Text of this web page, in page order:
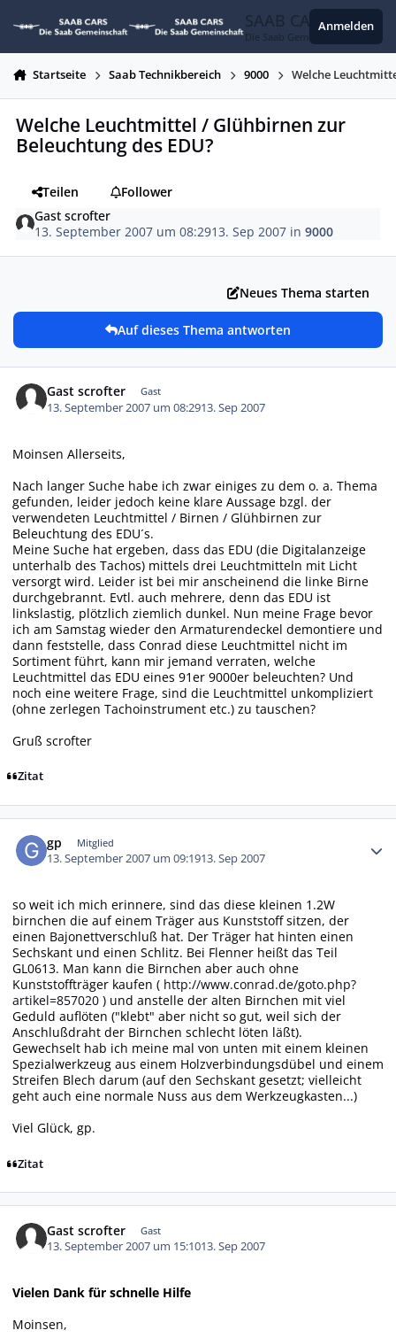
SAAB CARS
Die Saab Gemeinschaft
Anmelden
Startseite Saab Technikbereich 9000 Welche
Welche Leuchtmittel / Glühbirnen zur
Beleuchtung des EDU?
Teilen
Follower
Gast scrofter
13. September 2007 um 08:2913. Sep 2007 in9000
Neues Thema starten
Auf dieses Thema antworten
Gast scrofter Gast
13. September 2007 um 08:2913. Sep 2007
Moinsen Allerseits,
Nach langer Suche habe ich zwar einiges zu dem o. a. Thema
gefunden, leider jedoch keine klare Aussage bzgl. der
verwendeten Leuchtmittel / Birnen / Glühbirnen zur
Beleuchtung des EDU´s.
Meine Suche hat ergeben, dass das EDU (die Digitalanzeige
unterhalb des Tachos) mittels drei Leuchtmitteln mit Licht
versorgt wird. Leider ist bei mir anscheinend die linke Birne
durchgebrannt. Evtl. auch mehrere, denn das EDU ist
linkslastig, plötzlich ziemlich dunkel. Nun meine Frage bevor
ich am Samstag wieder den Armaturendeckel demontiere und
dann feststelle, dass Conrad diese Leuchtmittel nicht im
Sortiment führt, kann mir jemand verraten, welche
Leuchtmittel das EDU eines 91er 9000er beleuchten? Und
noch eine weitere Frage, sind die Leuchtmittel unkompliziert
(ohne zerlegen Tachoinstrument etc.) zu tauschen?
Gruß scrofter
Zitat
gp Mitglied
13. September 2007 um 09:1913. Sep 2007
so weit ich mich erinnere, sind das diese kleinen 1.2W
birnchen die auf einem Träger aus Kunststoff sitzen, der
einen Bajonettverschluß hat. Der Träger hat hinten einen
Sechskant und einen Schlitz. Bei Flenner heißt das Teil
GL0613. Man kann die Birnchen aber auch ohne
Kunststoffträger kaufen ( http://www.conrad.de/goto.php?
artikel=857020 ) und anstelle der alten Birnchen mit viel
Geduld auflöten ("klebt" aber nicht so gut, weil sich der
Anschlußdraht der Birnchen schlecht löten läßt).
Gewechselt hab ich meine mal von unten mit einem kleinen
Spezialwerkzeug aus einem Holzverbindungsdübel und einem
Streifen Blech darum (auf den Sechskant gesetzt; vielleicht
geht auch eine normale Nuss aus dem Werkzeugkasten...)
Viel Glück, gp.
Zitat
Gast scrofter Gast
13. September 2007 um 15:1013. Sep 2007
Vielen Dank für schnelle Hilfe
Moinsen,